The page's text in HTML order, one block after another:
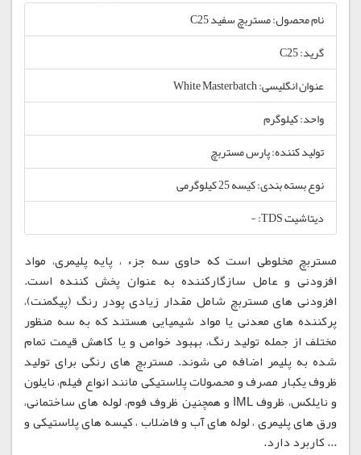
نام محصول: مستربچ سفید C25
گرید: C25
عنوان انگلیسی: White Masterbatch
واحد: کیلوگرم
تولید کننده: پارس مستربچ
نوع بسته بندی: کیسه 25 کیلوگرمی
دیتاشیت TDS: -
مستربچ مخلوطی است که حاوی سه جزء ، پایه پلیمری، مواد
افزودنی و عامل سازگارکننده به عنوان پخش کننده است.
افزودنی های مستربچ شامل مقدار زیادی پودر رنگ (پیگمنت)،
پرکننده های معدنی یا مواد شیمیایی هستند که به سه منظور
مختلف از جمله تولید رنگ، بهبود خواص و یا کاهش قیمت تمام
شده به پلیمر اضافه می شوند. مستربچ های رنگی برای تولید
ظروف یکبار مصرف و محصولات پلاستیکی مانند انواع فیلم، نایلون
و نایلکس، ظروف IML و همچنین ظروف فوم، لوله های ساختمانی،
ورق های پلیمری ، لوله های آب و فاضلاب ، کیسه های پلاستیکی و
... کاربرد دارد.